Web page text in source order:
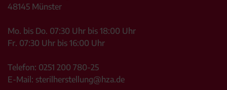
48145 Münster
Mo. bis Do. 07:30 Uhr bis 18:00 Uhr
Fr. 07:30 Uhr bis 16:00 Uhr
Telefon: 0251 200 780-25
E-Mail: sterilherstellung@hza.de